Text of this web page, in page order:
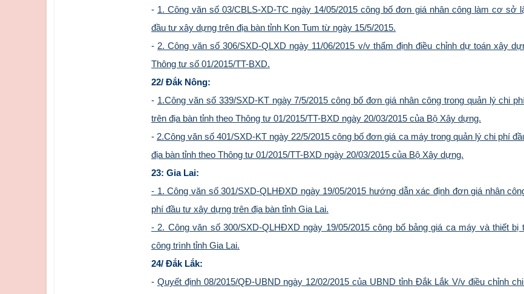
- 1. Công văn số 03/CBLS-XD-TC ngày 14/05/2015 công bố đơn giá nhân công làm cơ sở
đầu tư xây dựng trên địa bàn tỉnh Kon Tum từ ngày 15/5/2015.
- 2. Công văn số 306/SXD-QLXD ngày 11/06/2015 v/v thẩm định điều chỉnh dự toán xây
Thông tư số 01/2015/TT-BXD.
22/ Đắk Nông:
- 1.Công văn số 339/SXD-KT ngày 7/5/2015 công bố đơn giá nhân công trong quản lý chi
trên địa bàn tỉnh theo Thông tư 01/2015/TT-BXD ngày 20/03/2015 của Bộ Xây dựng.
- 2.Công văn số 401/SXD-KT ngày 22/5/2015 công bố đơn giá ca máy trong quản lý chi phí
địa bàn tỉnh theo Thông tư 01/2015/TT-BXD ngày 20/03/2015 của Bộ Xây dựng.
23: Gia Lai:
- 1. Công văn số 301/SXD-QLHĐXD ngày 19/05/2015 hướng dẫn xác định đơn giá nhân
phí đầu tư xây dựng trên địa bàn tỉnh Gia Lai.
- 2. Công văn số 300/SXD-QLHĐXD ngày 19/05/2015 công bố bảng giá ca máy và thiết bị
công trình tỉnh Gia Lai.
24/ Đắk Lắk:
- Quyết định 08/2015/QĐ-UBND ngày 12/02/2015 của UBND tỉnh Đắk Lắk V/v điều chỉnh